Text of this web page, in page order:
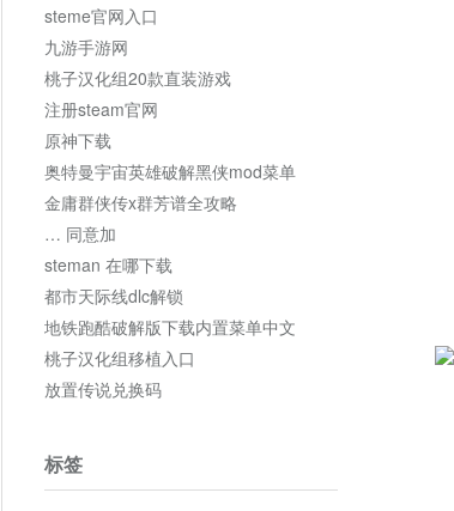
steme官网入口
九游手游网
桃子汉化组20款直装游戏
注册steam官网
原神下载
奥特曼宇宙英雄破解黑侠mod菜单
金庸群侠传x群芳谱全攻略
… 同意加
steman 在哪下载
都市天际线dlc解锁
地铁跑酷破解版下载内置菜单中文
桃子汉化组移植入口
放置传说兑换码
标签